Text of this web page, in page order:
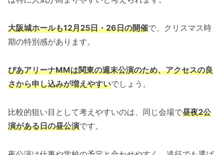
大阪城ホールも12月25日・26日の開催で、クリスマス時
期の特別感があります。
ぴあアリーナMMは関東の週末公演のため、アクセスの良
さから申し込みが増えやすいでしょう。
比較的狙い目として考えやすいのは、同じ会場で昼夜2公
演がある日の昼公演です。